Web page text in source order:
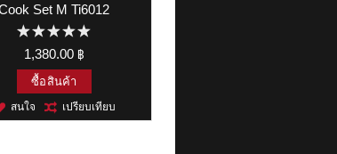
Set M Ti6012
1,380.00 ฿
ซื้อสินค้า
สนใจ เปรียบเทียบ